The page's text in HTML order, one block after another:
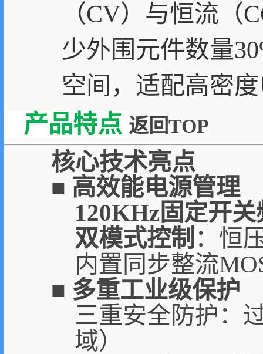
（CV）与恒流（
少外围元件数量
空间，适配高密
产品特点 返回TOP
核心技术亮点
■ 高效能电源管理
120KHz固定开关
双模式控制 ：恒
内置同步整流
■ 多重工业级保护
三重安全防护：
域）